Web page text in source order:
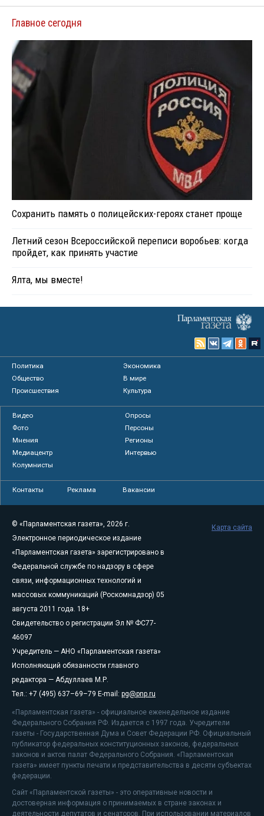
Главное сегодня
Сохранить память о полицейских-героях станет проще
Летний сезон Всероссийской переписи воробьев: когда
пройдет, как принять участие
Ялта, мы вместе!
Политика
Экономика
Общество
В мире
Происшествия
Культура
Видео
Опросы
Фото
Персоны
Мнения
Регионы
Медиацентр
Интервью
Колумнисты
Контакты Реклама Вакансии
© «Парламентская газета», 2026 г.
Электронное периодическое издание
«Парламентская газета» зарегистрировано в
Федеральной службе по надзору в сфере
связи, информационных технологий и
массовых коммуникаций (Роскомнадзор) 05
августа 2011 года. 18+
Свидетельство о регистрации Эл № ФС77-
46097
Учредитель — АНО «Парламентская газета»
Исполняющий обязанности главного
редактора — Абдуллаев М.Р.
Тел.: +7 (495) 637–69–79 E-mail: pg@pnp.ru
«Парламентская газета» - официальное еженедельное издание
Федерального Собрания РФ. Издается с 1997 года. Учредители
газеты - Государственная Дума и Совет Федерации РФ. Официальный
публикатор федеральных конституционных законов, федеральных
законов и актов палат Федерального Собрания. «Парламентская
газета» имеет пункты печати и представительства в десяти субъектах
федерации.
Сайт «Парламентской газеты» - это оперативные новости и
достоверная информация о принимаемых в стране законах и
деятельности депутатов и сенаторов. При использовании материалов
Карта сайта